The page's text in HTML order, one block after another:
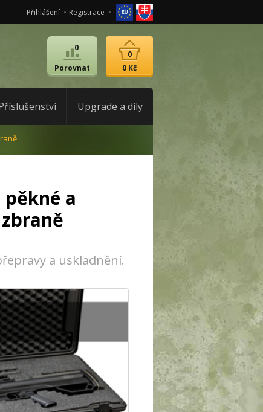
Přihlášení Registrace
Porovnat
0
0 Kč
0
Upgrade a díly
a
a uskladnění.